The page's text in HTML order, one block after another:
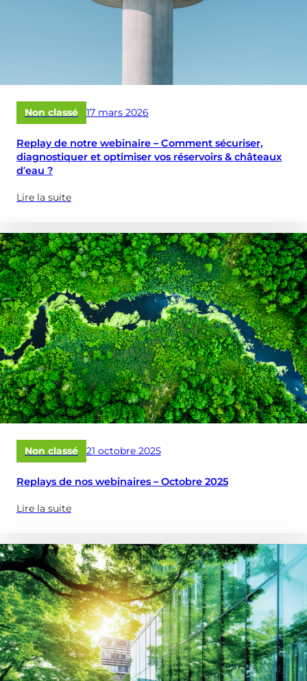
Non classé
Publié
le
17 mars 2026
Replay de notre webinaire – Comment sécuriser,
diagnostiquer et optimiser vos réservoirs & châteaux
d’eau ?
Lire la suite
(à
de
:
Replay
de
notre
webinaire
–
Comment
sécuriser,
diagnostiquer
et
optimiser
vos
réservoirs
d’eau
?)
Non classé
Publié
le
21 octobre 2025
Replays de nos webinaires – Octobre 2025
Lire la suite
(à
de
:
Replays
de
nos
webinaires
–
Octobre
2025)